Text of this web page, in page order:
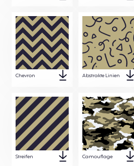
Chevron Abstrakte Linien
Streifen Camouflage